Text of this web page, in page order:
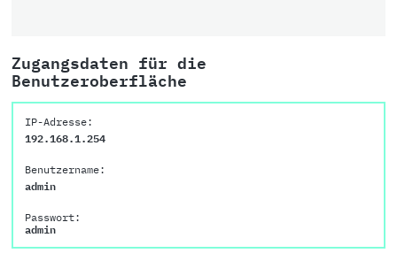
Zugangsdaten für die
Benutzeroberfläche
IP-Adresse:
192.168.1.254
Benutzername:
admin
Passwort:
admin